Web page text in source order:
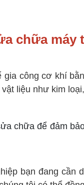
chữa máy
công cơ khí
liệu như kim
chữa để đảm
bạn đang cần